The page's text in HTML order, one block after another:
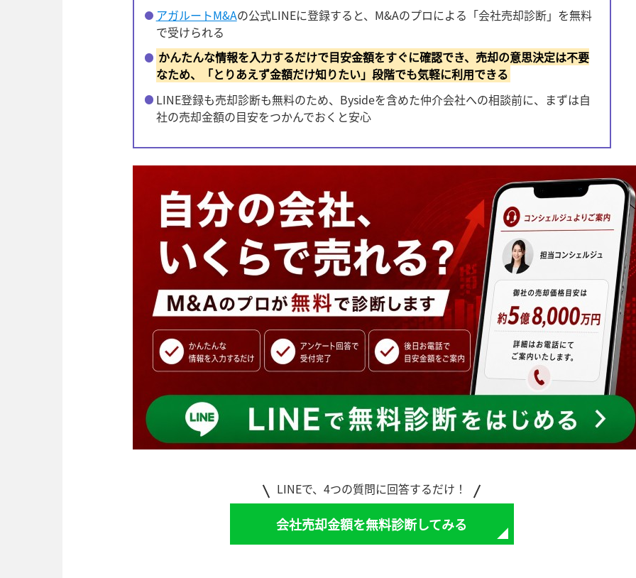
アガルートM&Aの公式LINEに登録すると、M&Aのプロによる「会社売却診断」を無料
で受けられる
かんたんな情報を入力するだけで目安金額をすぐに確認でき、売却の意思決定は不要
なため、「とりあえず金額だけ知りたい」段階でも気軽に利用できる
LINE登録も売却診断も無料のため、Bysideを含めた仲介会社への相談前に、まずは自
社の売却金額の目安をつかんでおくと安心
LINEで、4つの質問に回答するだけ！
会社売却金額を無料診断してみる